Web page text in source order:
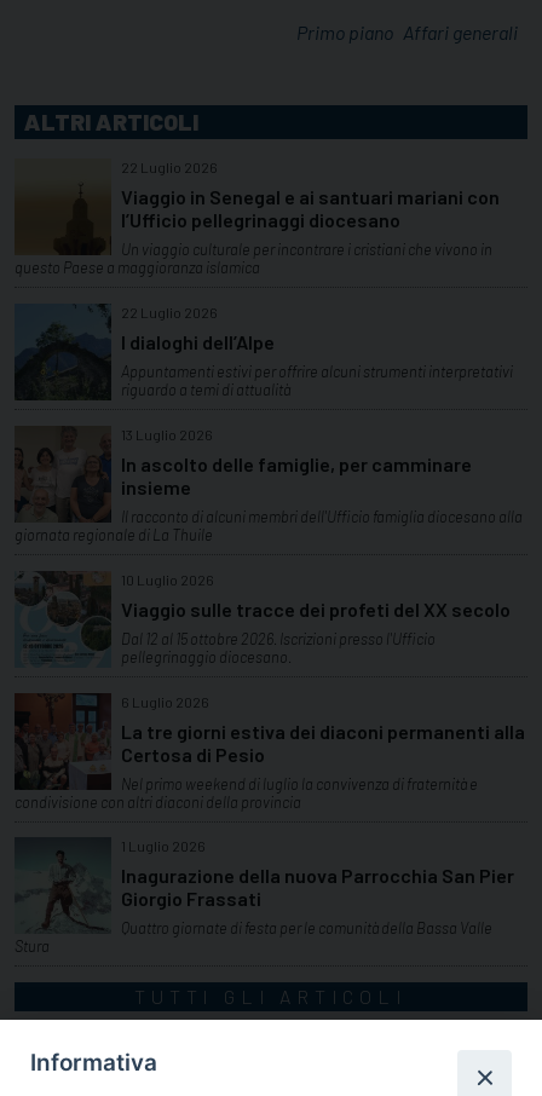
Affari generali
Primo piano
ALTRI ARTICOLI
22 Luglio 2026
Viaggio in Senegal e ai santuari mariani con
l’Ufficio pellegrinaggi diocesano
Un viaggio culturale per incontrare i cristiani che vivono in
questo Paese a maggioranza islamica
22 Luglio 2026
I dialoghi dell’Alpe
Appuntamenti estivi per offrire alcuni strumenti interpretativi
riguardo a temi di attualità
13 Luglio 2026
In ascolto delle famiglie, per camminare
insieme
Il racconto di alcuni membri dell'Ufficio famiglia diocesano alla
giornata regionale di La Thuile
10 Luglio 2026
Viaggio sulle tracce dei profeti del XX secolo
Dal 12 al 15 ottobre 2026. Iscrizioni presso l'Ufficio
pellegrinaggio diocesano.
6 Luglio 2026
La tre giorni estiva dei diaconi permanenti alla
Certosa di Pesio
Nel primo weekend di luglio la convivenza di fraternità e
condivisione con altri diaconi della provincia
1 Luglio 2026
Inagurazione della nuova Parrocchia San Pier
Giorgio Frassati
Quattro giornate di festa per le comunità della Bassa Valle
Stura
TUTTI GLI ARTICOLI
Informativa